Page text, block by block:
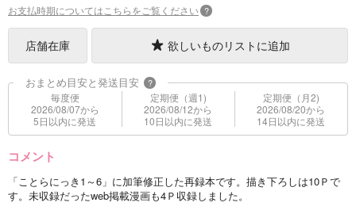
お支払時期についてはこちらをご覧ください ?
店舗在庫 欲しいものリストに追加
おまとめ目安と発送目安 ?
毎度便
2026/08/07から
5日以内に発送
定期便（週1)
2026/08/12から
10日以内に発送
定期便（月2)
2026/08/20から
14日以内に発送
コメント
「ことらにっき1～6」に加筆修正した再録本です。描き下ろしは10Ｐで
す。未収録だったweb掲載漫画も4Ｐ収録しました。